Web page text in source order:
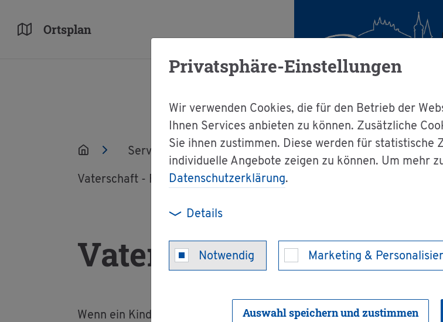
Privatsphäre-Einstellungen
Wir verwenden Cookies, die für den Betrieb der
Ihnen Services anbieten zu können. Zusätzliche
Sie ihnen zustimmen. Diese werden für statistische
individuelle Angebote zeigen zu können. Um mehr
Datenschutzerklärung.
Details
Notwendig Marketing &
Auswahl speichern und zustimmen
Orts­plan
Ser­vice
Va­ter­schaft - Fest­stel­lung be­an­tra­gen
Va­ter­schaft -
Wenn ein Kind kei­nen (recht­li­chen) Vater hat, kön­nen die Mut­ter,